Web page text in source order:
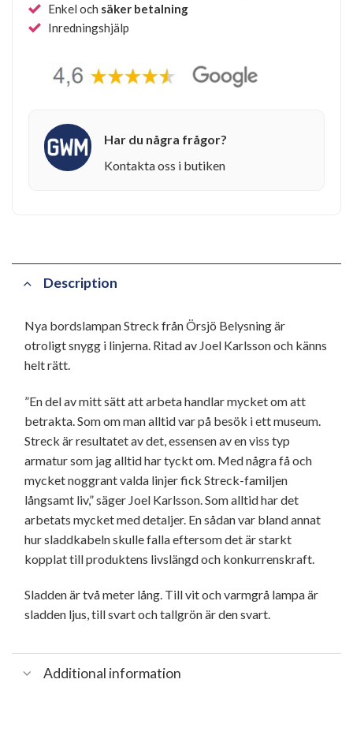
Enkel och säker betalning
Inredningshjälp
Har du några frågor?
Kontakta oss i butiken
Description
Nya bordslampan Streck från Örsjö Belysning är
otroligt snygg i linjerna. Ritad av Joel Karlsson och känns
helt rätt.
”En del av mitt sätt att arbeta handlar mycket om att
betrakta. Som om man alltid var på besök i ett museum.
Streck är resultatet av det, essensen av en viss typ
armatur som jag alltid har tyckt om. Med några få och
mycket noggrant valda linjer fick Streck-familjen
långsamt liv,” säger Joel Karlsson. Som alltid har det
arbetats mycket med detaljer. En sådan var bland annat
hur sladdkabeln skulle falla eftersom det är starkt
kopplat till produktens livslängd och konkurrenskraft.
Sladden är två meter lång. Till vit och varmgrå lampa är
sladden ljus, till svart och tallgrön är den svart.
Additional information